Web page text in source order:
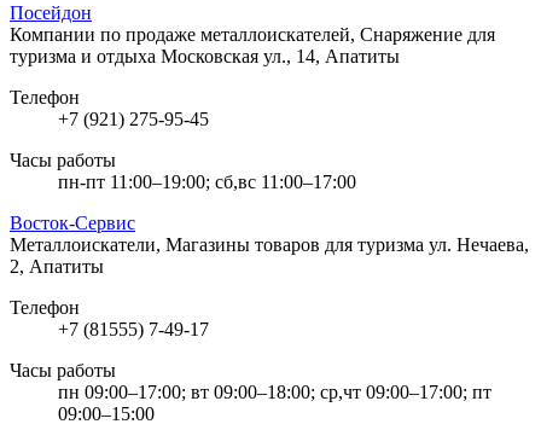
Посейдон
Компании по продаже металлоискателей, Снаряжение для
туризма и отдыха Московская ул., 14, Апатиты
Телефон
+7 (921) 275-95-45
Часы работы
пн-пт 11:00–19:00; сб,вс 11:00–17:00
Восток-Сервис
Металлоискатели, Магазины товаров для туризма ул. Нечаева,
2, Апатиты
Телефон
+7 (81555) 7-49-17
Часы работы
пн 09:00–17:00; вт 09:00–18:00; ср,чт 09:00–17:00; пт
09:00–15:00